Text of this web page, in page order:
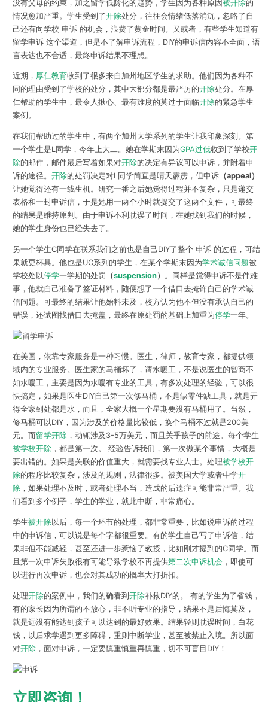
没有父母的约束，加之留学低龄化的趋势，学生因为各种原因被开除的
情况愈加严重。学生受到了开除处分，往往会情绪低落消沉，忽略了自
己还有向学校 申诉 的机会，浪费了黄金时间。又或者，有些学生知道有
留学申诉 这个渠道，但是不了解申诉流程，DIY的申诉信内容不全面，语
言表达也不合适，最终申诉结果不理想。
近期， 厚仁教育收到了很多来自加州地区学生的求助。他们因为各种不
同的理由受到了学校的处分，其中大部分都是最严厉的开除处分。在厚
仁帮助的学生中，最令人揪心、最有难度的莫过于面临开除的紧急学生
案例。
在我们帮助过的学生中，有两个加州大学系列的学生让我印象深刻。第
一个学生是L同学，今年上大二。她在学期末因为GPA过低收到了学校开
除的邮件，邮件最后写着如果对开除的决定有异议可以申诉，并附着申
诉的途径。 开除的处罚决定对L同学简直是晴天霹雳，但申诉（appeal）
让她觉得还有一线生机。研究一番之后她觉得过程并不复杂，只是递交
表格和一封申诉信，于是她用一两个小时就提交了这两个文件，可最终
的结果是维持原判。由于申诉不利耽误了时间，在她找到我们的时候，
她的学生身份也已经失去了。
另一个学生C同学在联系我们之前也是自己DIY了整个 申诉 的过程，可结
果就更杯具。他也是UC系列的学生，在某个学期末因为学术诚信问题被
学校处以停学一学期的处罚 （suspension）
。同样是觉得申诉不是件难
事，他就自己准备了签证材料，随便想了一个借口去掩饰自己的学术诚
信问题。可最终的结果让他始料未及，校方认为他不但没有承认自己的
错误，还试图找借口去掩盖，最终在原处罚的基础上加重为停学一年。
在美国，依靠专家服务是一种习惯。医生，律师，教育专家，都提供领
域内的专业服务。医生家的马桶坏了，请水暖工，不是说医生的智商不
如水暖工，主要是因为水暖有专业的工具，有多次处理的经验，可以很
快搞定，如果是医生DIY自己第一次修马桶，不是缺零件缺工具，就是弄
得全家到处都是水，而且，全家大概一个星期要没有马桶用了。当然，
修马桶可以DIY，因为涉及的价格量比较低，换个马桶不过就是200美
元。而留学开除，动辄涉及3-5万美元，而且关乎孩子的前途。每个学生
被学校开除，都是第一次。 经验告诉我们，第一次做某个事情，大概是
要出错的。如果是关联的价值重大，就需要找专业人士。处理被学校开
除的程序比较复杂，涉及的规则，法律很多。被美国大学或者中学开
除，如果处理不及时，或者处理不当，造成的后遗症可能非常严重。我
们看到多个例子，学生的学业，就此中断，非常痛心。
学生被开除以后，每一个环节的处理，都非常重要，比如说申诉的过程
中的申诉信，可以说是每个字都很重要。有的学生自己写了申诉信，结
果非但不能减轻，甚至还进一步惹恼了教授，比如刚才提到的C同学。而
且第一次申诉失败很有可能导致学校不再提供第二次申诉机会 ，即使可
以进行再次申诉，也会对其成功的概率大打折扣。
处理开除的案例中，我们的确看到 开除补救DIY的。 有的学生为了省钱，
有的家长因为所谓的不放心，非不听专业的指导，结果不是后悔莫及，
就是远没有能达到孩子可以达到的最好效果。结果轻则耽误时间，白花
钱，以后求学遇到更多障碍，重则中断学业，甚至被禁止入境。所以面
对开除，面对申诉，一定要慎重慎重再慎重，切不可盲目DIY！
立即咨询！